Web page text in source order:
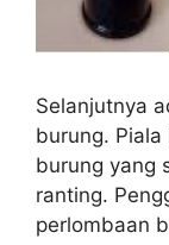
Selanjutnya
burung.
burung yang
ranting.
perlombaan